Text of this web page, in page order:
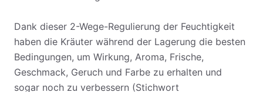
Dank dieser 2-Wege-Regulierung der Feuchtigkeit
haben die Kräuter während der Lagerung die besten
Bedingungen, um Wirkung, Aroma, Frische,
Geschmack, Geruch und Farbe zu erhalten und
sogar noch zu verbessern (Stichwort